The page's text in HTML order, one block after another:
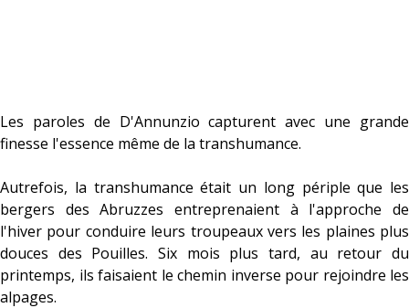
Les paroles de D'Annunzio capturent avec une grande
finesse l'essence même de la transhumance.
Autrefois, la transhumance était un long périple que les
bergers des Abruzzes entreprenaient à l'approche de
l'hiver pour conduire leurs troupeaux vers les plaines plus
douces des Pouilles. Six mois plus tard, au retour du
printemps, ils faisaient le chemin inverse pour rejoindre les
alpages.